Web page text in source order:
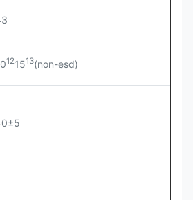
121513(non-esd)